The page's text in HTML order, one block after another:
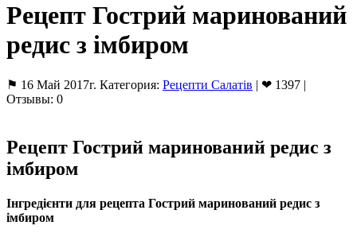
Рецепт Гострий маринований
редис з імбиром
⚑ 16 Май 2017г. Категория: Рецепти Салатів | ❤ 1397 |
Отзывы: 0
Рецепт Гострий маринований редис з
імбиром
Інгредієнти для рецепта Гострий маринований редис з
імбиром